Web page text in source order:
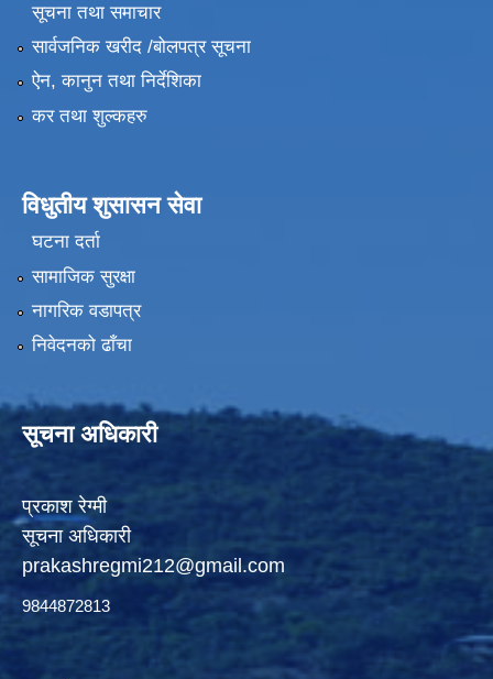
सूचना तथा समाचार
सार्वजनिक खरीद /बोलपत्र सूचना
ऐन, कानुन तथा निर्देशिका
कर तथा शुल्कहरु
विधुतीय शुसासन सेवा
घटना दर्ता
सामाजिक सुरक्षा
नागरिक वडापत्र
निवेदनको ढाँचा
सूचना अधिकारी
प्रकाश रेग्मी
सूचना अधिकारी
prakashregmi212@gmail.com
9844872813